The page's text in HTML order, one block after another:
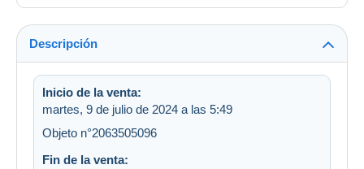
Descripción
Inicio de la venta:
martes, 9 de julio de 2024 a las 5:49
Objeto n°2063505096
Fin de la venta: